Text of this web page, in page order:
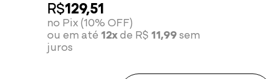
R$129,51
no Pix (10% OFF)
ou em até 12xde R$ 11,99sem
juros